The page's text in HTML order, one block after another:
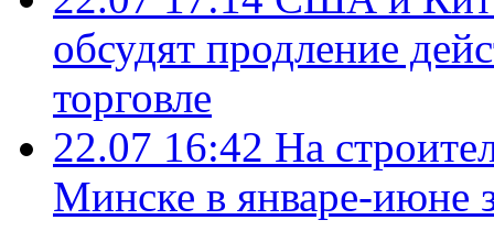
обсудят продление
торговле
22.07 16:42 На
Минске в январе-июне